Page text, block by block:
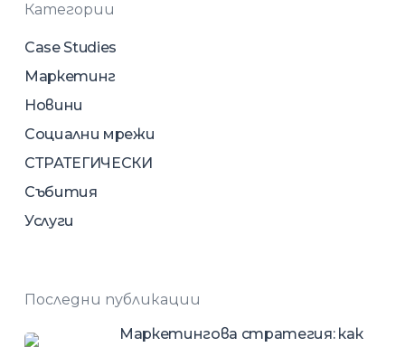
Категории
Case Studies
Маркетинг
Новини
Социални мрежи
СТРАТЕГИЧЕСКИ
Събития
Услуги
Последни публикации
Маркетингова стратегия: как